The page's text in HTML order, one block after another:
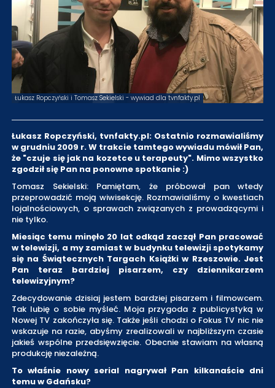
Łukasz Ropczyński i Tomasz Sekielski - wywiad dla tvnfakty.pl
Łukasz Ropczyński, tvnfakty.pl: Ostatnio rozmawialiśmy
w grudniu 2009 r. W trakcie tamtego wywiadu mówił Pan,
że "czuje się jak na kozetce u terapeuty". Mimo wszystko
zgodził się Pan na ponowne spotkanie :)
Tomasz Sekielski: Pamiętam, że próbował pan wtedy
przeprowadzić moją wiwisekcję. Rozmawialiśmy o kwestiach
lojalnościowych, o sprawach związanych z prowadzącymi i
nie tylko.
Miesiąc temu minęło 20 lat odkąd zaczął Pan pracować
w telewizji, a my zamiast w budynku telewizji spotykamy
się na Świątecznych Targach Książki w Rzeszowie. Jest
Pan teraz bardziej pisarzem, czy dziennikarzem
telewizyjnym?
Zdecydowanie dzisiaj jestem bardziej pisarzem i filmowcem.
Tak lubię o sobie myśleć. Moja przygoda z publicystyką w
Nowej TV zakończyła się. Także jeśli chodzi o Fokus TV nic nie
wskazuje na razie, abyśmy zrealizowali w najbliższym czasie
jakieś wspólne przedsięwzięcie. Obecnie stawiam na własną
produkcję niezależną.
To właśnie nowy serial nagrywał Pan kilkanaście dni
temu w Gdańsku?